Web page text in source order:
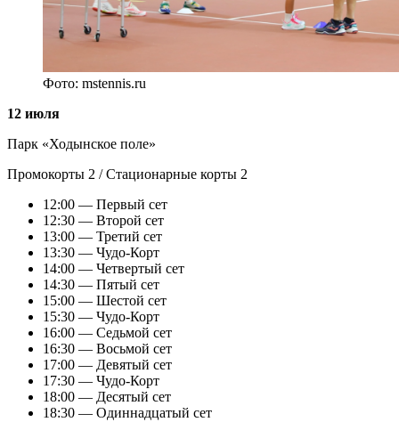
Фото: mstennis.ru
12 июля
Парк «Ходынское поле»
Промокорты 2 / Стационарные корты 2
12:00 — Первый сет
12:30 — Второй сет
13:00 — Третий сет
13:30 — Чудо-Корт
14:00 — Четвертый сет
14:30 — Пятый сет
15:00 — Шестой сет
15:30 — Чудо-Корт
16:00 — Седьмой сет
16:30 — Восьмой сет
17:00 — Девятый сет
17:30 — Чудо-Корт
18:00 — Десятый сет
18:30 — Одиннадцатый сет